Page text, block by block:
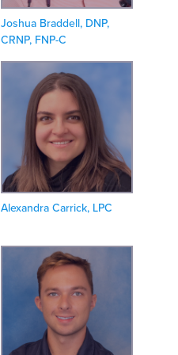
Joshua Braddell, DNP,
CRNP, FNP-C
Alexandra Carrick, LPC